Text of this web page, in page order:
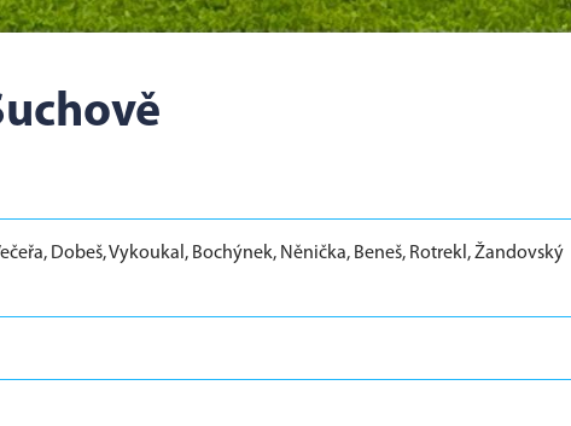
Dobeš, Vykoukal, Bochýnek, Něnička, Beneš, Rotrekl, Žandovský